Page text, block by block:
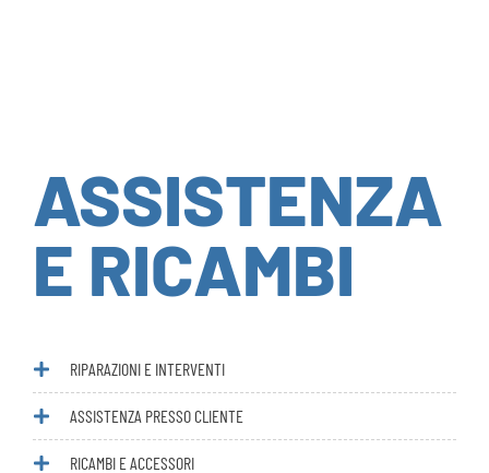
ASSISTENZA
E RICAMBI
ASSISTENZA PRESSO CLIENTE
RICAMBI E ACCESSORI